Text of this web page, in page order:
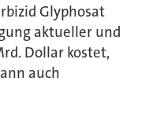
Glyphosat
aktueller und
Dollar kostet,
auch